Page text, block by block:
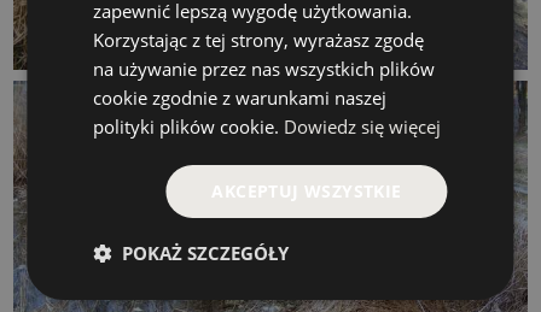
zapewnić lepszą wygodę użytkowania.
Korzystając z tej strony, wyrażasz zgodę
na używanie przez nas wszystkich plików
cookie zgodnie z warunkami naszej
polityki plików cookie. Dowiedz się więcej
AKCEPTUJ WSZYSTKIE
POKAŻ SZCZEGÓŁY